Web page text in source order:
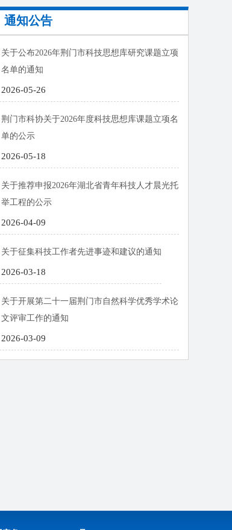
通知公告
关于公布2026年荆门市科技思想库研究课题立项
名单的通知
2026-05-26
荆门市科协关于2026年度科技思想库课题立项名
单的公示
2026-05-18
关于推荐申报2026年湖北省青年科技人才晨光托
举工程的公示
2026-04-09
关于征集科技工作者先进事迹和建议的通知
2026-03-18
关于开展第二十一届荆门市自然科学优秀学术论
文评审工作的通知
2026-03-09